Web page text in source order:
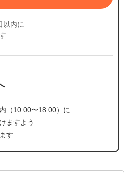
以内に
（10:00〜18:00）に
ますよう
す